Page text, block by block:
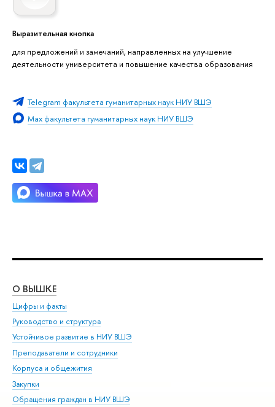
Выразительная кнопка
для предложений и замечаний, направленных на улучшение
деятельности университета и повышение качества образования
Telegram факультета гуманитарных наук НИУ ВШЭ
Max факультета гуманитарных наук НИУ ВШЭ
О ВЫШКЕ
Цифры и факты
Руководство и структура
Устойчивое развитие в НИУ ВШЭ
Преподаватели и сотрудники
Корпуса и общежития
Закупки
Обращения граждан в НИУ ВШЭ